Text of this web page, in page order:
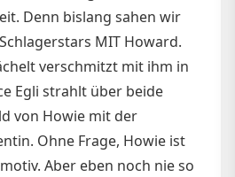
Denn bislang sahen wir
MIT Howard.
verschmitzt mit ihm in
Egli strahlt über beide
von Howie mit der
Ohne Frage, Howie ist
Aber eben noch nie so